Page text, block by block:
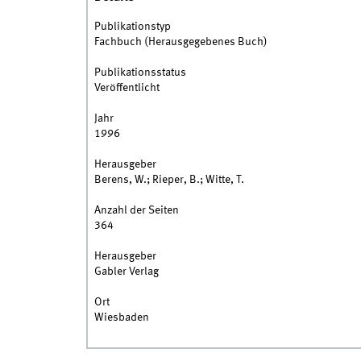
Publikationstyp
Fachbuch (Herausgegebenes Buch)
Publikationsstatus
Veröffentlicht
Jahr
1996
Herausgeber
Berens, W.; Rieper, B.; Witte, T.
Anzahl der Seiten
364
Herausgeber
Gabler Verlag
Ort
Wiesbaden